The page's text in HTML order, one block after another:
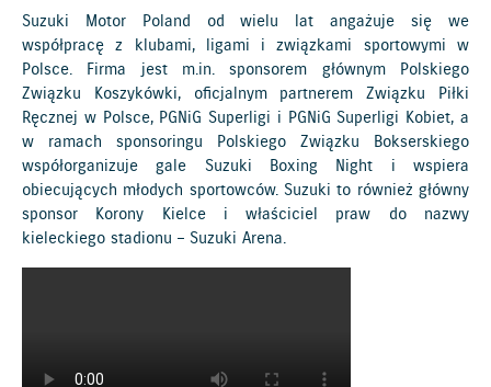
Suzuki Motor Poland od wielu lat angażuje się we
współpracę z klubami, ligami i związkami sportowymi w
Polsce. Firma jest m.in. sponsorem głównym Polskiego
Związku Koszykówki, oficjalnym partnerem Związku Piłki
Ręcznej w Polsce, PGNiG Superligi i PGNiG Superligi Kobiet, a
w ramach sponsoringu Polskiego Związku Bokserskiego
współorganizuje gale Suzuki Boxing Night i wspiera
obiecujących młodych sportowców. Suzuki to również główny
sponsor Korony Kielce i właściciel praw do nazwy
kieleckiego stadionu – Suzuki Arena.